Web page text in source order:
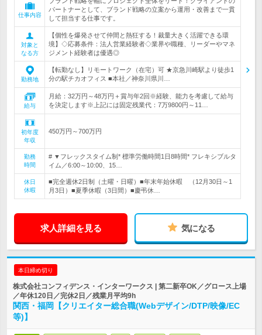
仕事内容
パートナーとして、ブランド戦略の立案から運用・改善まで一貫
して担当する仕事です。
対象と
なる方
【個性を爆発させて仲間と熱狂する！裁量大きく活躍できる環
境】◇応募条件：法人営業経験者◇業界や職種、リーダーやマネ
ジメント経験者は優遇◎
勤務地
【転勤なし】リモートワーク（在宅）可 ★京急川崎駅より徒歩1
分の駅チカオフィス ■本社／神奈川県川…
給与
月給：32万円～48万円＋賞与年2回※経験、能力を考慮して給与
を決定します※上記には固定残業代：7万9800円～11…
初年度
年収
450万円～700万円
勤務
時間
# ▼フレックスタイム制* 標準労働時間1日8時間* フレキシブルタ
イム／6:00～10:00、15…
休日
休暇
■完全週休2日制（土曜・日曜）■年末年始休暇 （12月30日～1
月3日）■夏季休暇（3日間）■慶弔休…
求人詳細を見る 気になる
本日締め切り
株式会社コンフィデンス・インターワークス | 第二新卒OK／グロース上場
／年休120日／完休2日／残業月平均9h
関西・福岡【クリエイター総合職(Webデザイン/DTP/映像/EC
等)】